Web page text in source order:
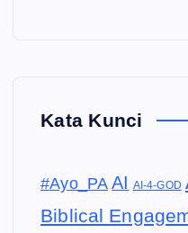
Kata Kunci
#Ayo_PA AI AI-4-GOD
Biblical